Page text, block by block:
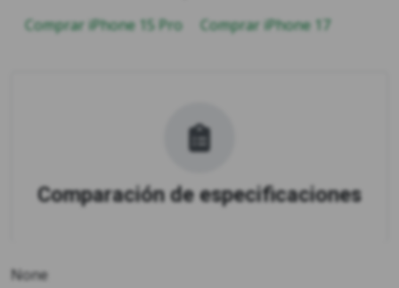
Comprar iPhone 15 Pro
Comprar iPhone 17
Comparación de especificaciones
None